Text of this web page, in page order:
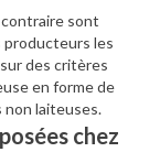
sont
producteurs les
des critères
en forme de
non laiteuses.
chez